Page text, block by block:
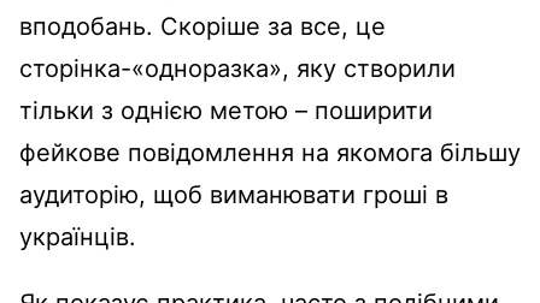
вподобань. Скоріше за все, це
сторінка-«одноразка», яку створили
тільки з однією метою – поширити
фейкове повідомлення на якомога більшу
аудиторію, щоб виманювати гроші в
українців.